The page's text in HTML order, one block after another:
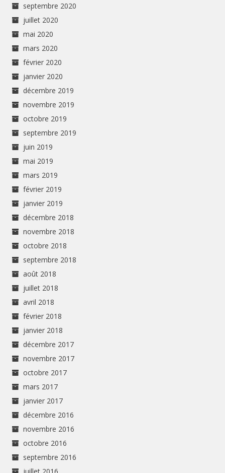
septembre 2020
juillet 2020
mai 2020
mars 2020
février 2020
janvier 2020
décembre 2019
novembre 2019
octobre 2019
septembre 2019
juin 2019
mai 2019
mars 2019
février 2019
janvier 2019
décembre 2018
novembre 2018
octobre 2018
septembre 2018
août 2018
juillet 2018
avril 2018
février 2018
janvier 2018
décembre 2017
novembre 2017
octobre 2017
mars 2017
janvier 2017
décembre 2016
novembre 2016
octobre 2016
septembre 2016